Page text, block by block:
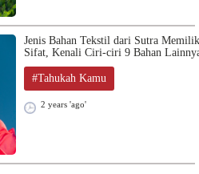
Jenis Bahan Tekstil dari Sutra
Sifat, Kenali Ciri-ciri 9 Bahan
#Tahukah Kamu
2 years 'ago'